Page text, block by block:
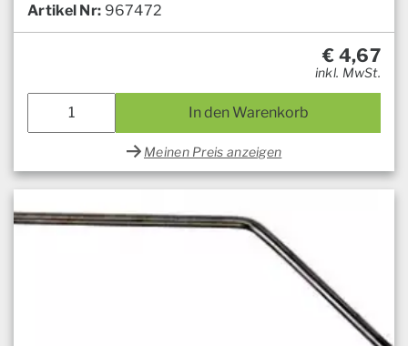
Artikel Nr: 967472
€ 4,67
inkl. MwSt.
In den Warenkorb
Meinen Preis anzeigen